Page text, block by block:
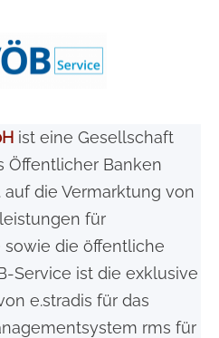
ist eine Gesellschaft
Öffentlicher Banken
auf die Vermarktung von
für
die öffentliche
Service ist die exklusive
e.stradis für das
rms für